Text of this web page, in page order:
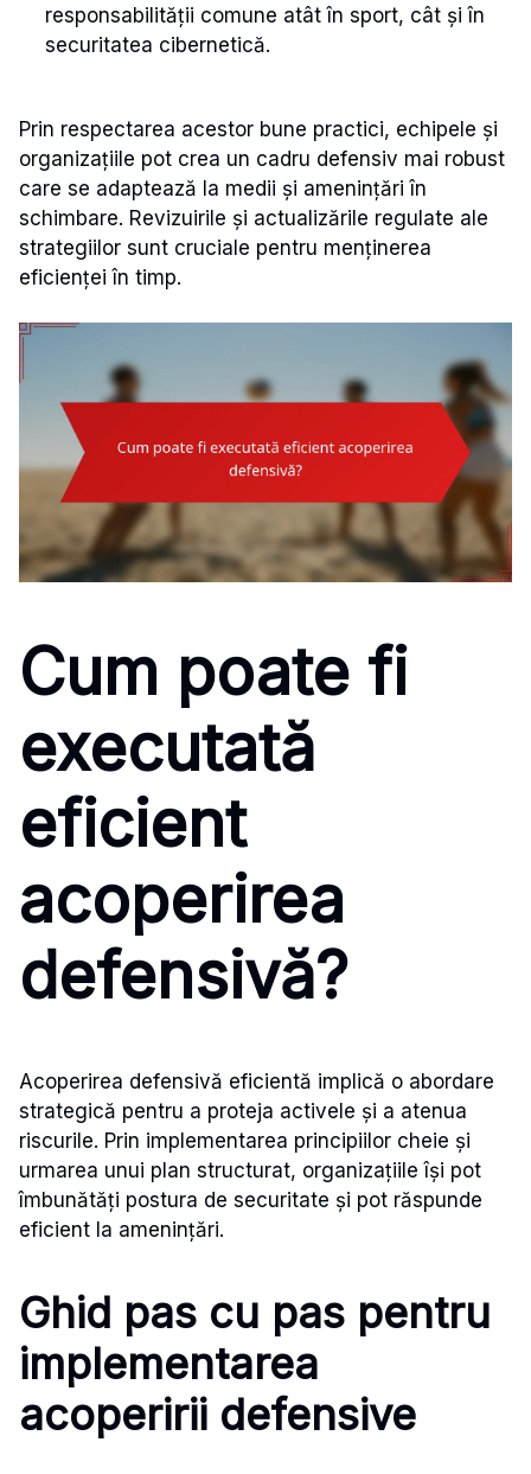
responsabilității comune atât în sport, cât și în
securitatea cibernetică.
Prin respectarea acestor bune practici, echipele și
organizațiile pot crea un cadru defensiv mai robust
care se adaptează la medii și amenințări în
schimbare. Revizuirile și actualizările regulate ale
strategiilor sunt cruciale pentru menținerea
eficienței în timp.
Cum poate fi
executată
eficient
acoperirea
defensivă?
Acoperirea defensivă eficientă implică o abordare
strategică pentru a proteja activele și a atenua
riscurile. Prin implementarea principiilor cheie și
urmarea unui plan structurat, organizațiile își pot
îmbunătăți postura de securitate și pot răspunde
eficient la amenințări.
Ghid pas cu pas pentru
implementarea
acoperirii defensive